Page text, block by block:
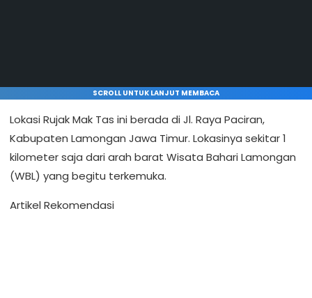
SCROLL UNTUK LANJUT MEMBACA
Lokasi Rujak Mak Tas ini berada di Jl. Raya Paciran,
Kabupaten Lamongan Jawa Timur. Lokasinya sekitar 1
kilometer saja dari arah barat Wisata Bahari Lamongan
(WBL) yang begitu terkemuka.
Artikel Rekomendasi